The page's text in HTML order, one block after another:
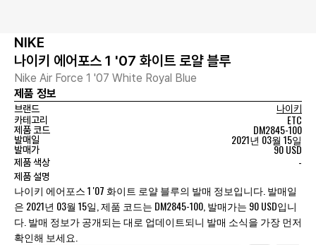
NIKE
나이키 에어포스 1 '07 화이트 로얄 블루
Nike Air Force 1 '07 White Royal Blue
제품 정보
브랜드
나이키
카테고리
ETC
제품 코드 DM2845-100
발매일 2021년 03월 15일
발매가 90 USD
제품 색상 -
제품 설명
나이키 에어포스 1 '07 화이트 로얄 블루의 발매 정보입니다. 발매일
은 2021년 03월 15일, 제품 코드는 DM2845-100, 발매가는 90 USD입니
다. 발매 정보가 공개되는 대로 업데이트되니 발매 소식을 가장 먼저
확인해 보세요.